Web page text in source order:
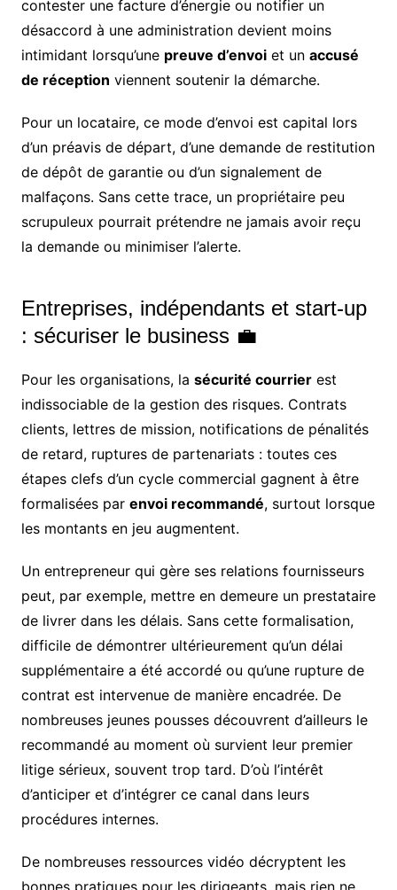
contester une facture d’énergie ou notifier un
désaccord à une administration devient moins
intimidant lorsqu’une preuve d’envoiet un accusé
de réception viennent soutenir la démarche.
Pour un locataire, ce mode d’envoi est capital lors
d’un préavis de départ, d’une demande de restitution
de dépôt de garantie ou d’un signalement de
malfaçons. Sans cette trace, un propriétaire peu
scrupuleux pourrait prétendre ne jamais avoir reçu
la demande ou minimiser l’alerte.
Entreprises, indépendants et start-up
: sécuriser le business 💼
Pour les organisations, la sécurité courrierest
indissociable de la gestion des risques. Contrats
clients, lettres de mission, notifications de pénalités
de retard, ruptures de partenariats : toutes ces
étapes clefs d’un cycle commercial gagnent à être
formalisées par envoi recommandé, surtout lorsque
les montants en jeu augmentent.
Un entrepreneur qui gère ses relations fournisseurs
peut, par exemple, mettre en demeure un prestataire
de livrer dans les délais. Sans cette formalisation,
difficile de démontrer ultérieurement qu’un délai
supplémentaire a été accordé ou qu’une rupture de
contrat est intervenue de manière encadrée. De
nombreuses jeunes pousses découvrent d’ailleurs le
recommandé au moment où survient leur premier
litige sérieux, souvent trop tard. D’où l’intérêt
d’anticiper et d’intégrer ce canal dans leurs
procédures internes.
De nombreuses ressources vidéo décryptent les
bonnes pratiques pour les dirigeants, mais rien ne